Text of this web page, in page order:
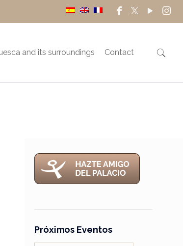
and its surroundings Contact
Próximos Eventos